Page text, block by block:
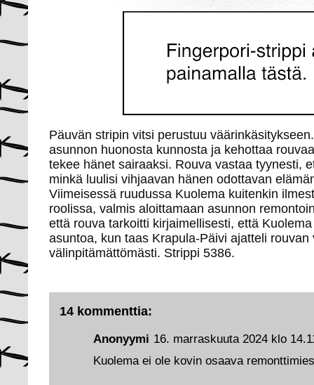
Päuvän stripin vitsi perustuu
asunnon huonosta kunnosta ja kehottaa
tekee hänet sairaaksi. Rouva vastaa tyynesti,
minkä luulisi vihjaavan hänen odottavan
Viimeisessä ruudussa Kuolema kuitenkin
roolissa, valmis aloittamaan asunnon
että rouva tarkoitti kirjaimellisesti, että
asuntoa, kun taas Krapula-Päivi ajatteli
välinpitämättömästi. Strippi 5386.
14 kommenttia:
Anonyymi 16. marraskuuta 2024 klo
Kuolema ei ole kovin osaava